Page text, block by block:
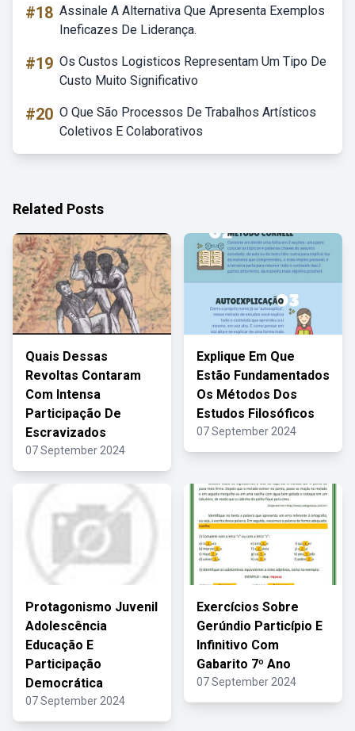
#18 Assinale A Alternativa Que Apresenta Exemplos
Ineficazes De Liderança.
#19 Os Custos Logisticos Representam Um Tipo De
Custo Muito Significativo
#20 O Que São Processos De Trabalhos Artísticos
Coletivos E Colaborativos
Related Posts
Quais Dessas
Revoltas Contaram
Com Intensa
Participação De
Escravizados
07 September 2024
Explique Em Que
Estão Fundamentados
Os Métodos Dos
Estudos Filosóficos
07 September 2024
Protagonismo Juvenil
Adolescência
Educação E
Participação
Democrática
07 September 2024
Exercícios Sobre
Gerúndio Particípio E
Infinitivo Com
Gabarito 7º Ano
07 September 2024